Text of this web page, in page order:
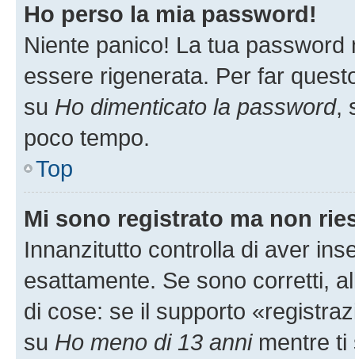
Ho perso la mia password!
Niente panico! La tua
essere rigenerata. Per far
su Ho dimenticato la password,
poco tempo.
Top
Mi sono registrato ma non
Innanzitutto controlla di aver
esattamente. Se sono corretti,
di cose: se il supporto
su Ho meno di 13 annimentre ti